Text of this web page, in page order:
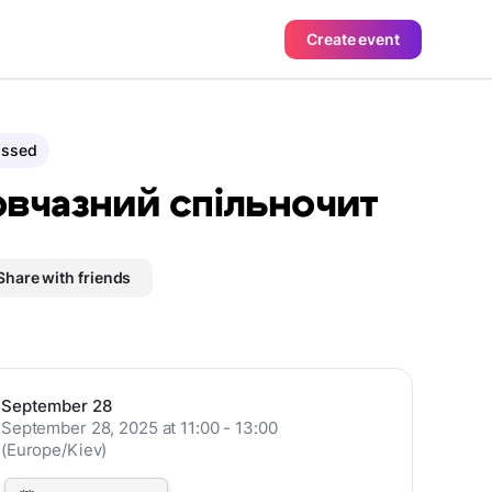
Create event
спільночит
with friends
September 28
September 28, 2025 at 11:00 - 13:00
(Europe/Kiev)